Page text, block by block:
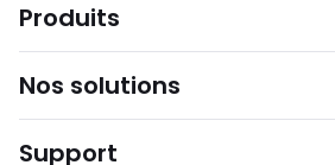
Produits
Nos solutions
Support